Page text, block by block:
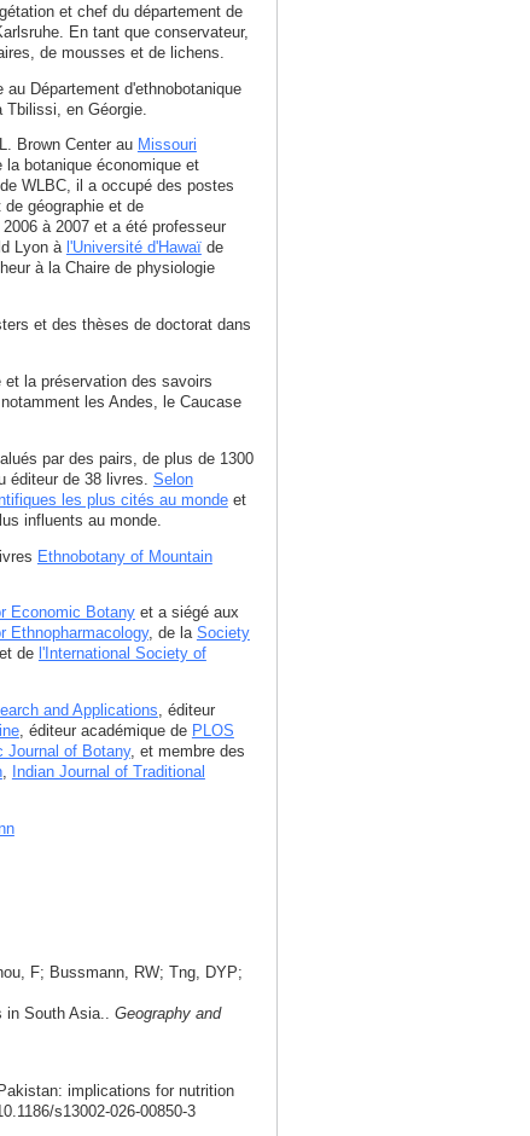
et chef du département de
En tant que conservateur,
de mousses et de lichens.
Département d'ethnobotanique
en Géorgie.
Brown Center au Missouri
botanique économique et
WLBC, il a occupé des postes
géographie et de
à 2007 et a été professeur
Lyon à l'Université d'Hawaïde
à la Chaire de physiologie
et des thèses de doctorat dans
la préservation des savoirs
les Andes, le Caucase
par des pairs, de plus de 1300
éditeur de 38 livres. Selon
les plus cités au mondeet
influents au monde.
Ethnobotany of Mountain
Economic Botanyet a siégé aux
Ethnopharmacology, de la Society
de l'International Society of
and Applications, éditeur
, éditeur académique de PLOS
Journal of Botany, et membre des
, Indian Journal of Traditional
F; Bussmann, RW; Tng, DYP;
in South Asia.. Geography and
implications for nutrition
s13002-026-00850-3